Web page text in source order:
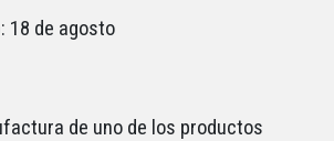
: 18 de agosto
de uno de los productos